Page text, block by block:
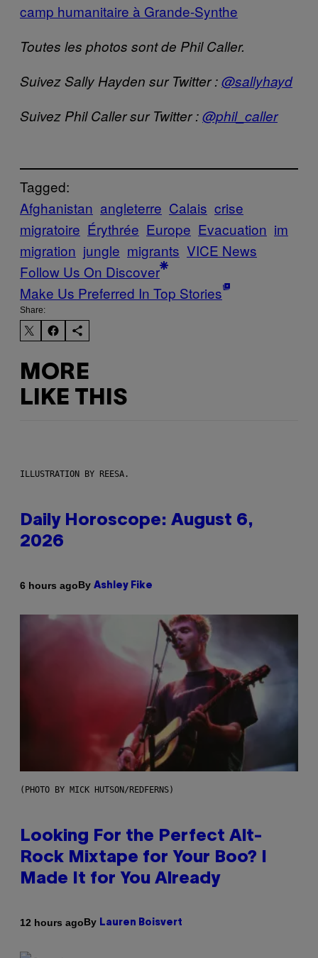
camp humanitaire à Grande-Synthe
Toutes les photos sont de Phil Caller.
Suivez Sally Hayden sur Twitter :@sallyhayd
Suivez Phil Caller sur Twitter :@phil_caller
Tagged:
Afghanistan angleterre Calais crise
migratoire Érythrée Europe Evacuation im
migration jungle migrants VICE News
Follow Us On Discover
Make Us Preferred In Top Stories
Share:
MORE
LIKE THIS
ILLUSTRATION BY REESA.
Daily Horoscope: August 6,
2026
6 hours agoBy Ashley Fike
(PHOTO BY MICK HUTSON/REDFERNS)
Looking For the Perfect Alt-
Rock Mixtape for Your Boo? I
Made It for You Already
12 hours agoBy Lauren Boisvert